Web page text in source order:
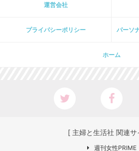
運営会社
プライパシーポリシー パーソ
ホーム
[ 主婦と生活社 関連サ
週刊女性PRIME